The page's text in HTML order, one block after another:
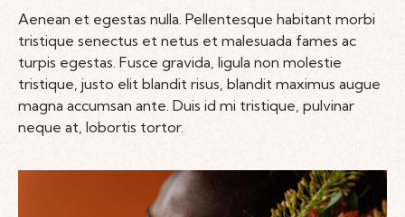
Aenean et egestas nulla. Pellentesque habitant morbi
tristique senectus et netus et malesuada fames ac
turpis egestas. Fusce gravida, ligula non molestie
tristique, justo elit blandit risus, blandit maximus augue
magna accumsan ante. Duis id mi tristique, pulvinar
neque at, lobortis tortor.